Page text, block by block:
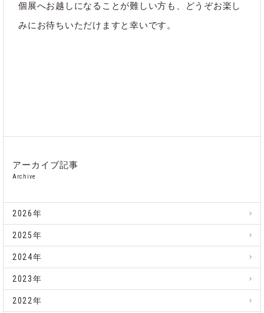
個展へお越しになることが難しい方も、どうぞお楽し
みにお待ちいただけますと幸いです。
アーカイブ記事
Archive
2026年
2025年
2024年
2023年
2022年